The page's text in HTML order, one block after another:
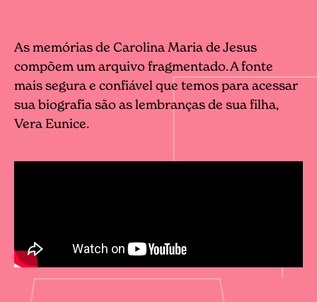
As memórias de Carolina Maria de Jesus
compõem um arquivo fragmentado. A fonte
mais segura e confiável que temos para acessar
sua biografia são as lembranças de sua filha,
Vera Eunice.